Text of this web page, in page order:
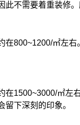
此不需要着重装修
800~1200/㎡左右
1500~3000/㎡左
下深刻的印象。